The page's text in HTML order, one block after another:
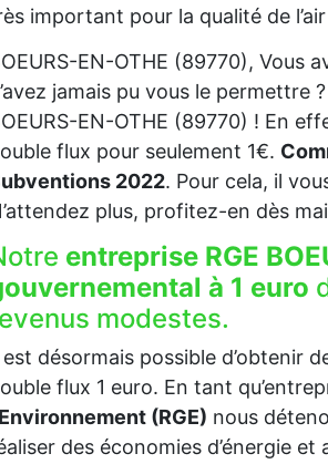
important pour la qualité de
EN-OTHE (89770), Vous
jamais pu vous le permettre
EN-OTHE (89770) ! En
flux pour seulement 1€.
2022. Pour cela, il
plus, profitez-en dès
entreprise RGE
à 1 euro
modestes.
est désormais possible d’obtenir
flux 1 euro. En tant
(RGE) nous
des économies d’énergie